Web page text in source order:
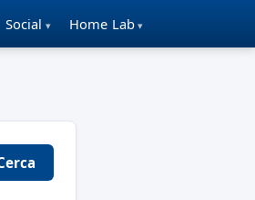
Social Home Lab